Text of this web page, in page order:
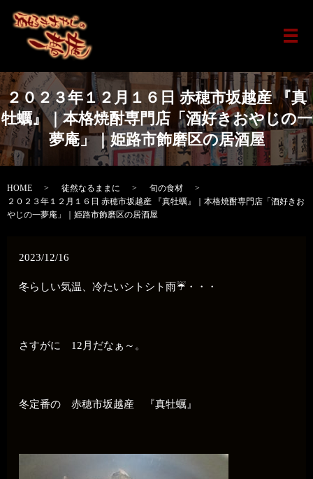
メ
２０２３年１２月１６日 赤穂市坂越産 『真
牡蠣』｜本格焼酎専門店「酒好きおやじの一
夢庵」｜姫路市飾磨区の居酒屋
HOME 徒然なるままに
旬の食材
２０２３年１２月１６日 赤穂市坂越産 『真牡蠣』｜本格焼酎専門店「酒好きお
やじの一夢庵」｜姫路市飾磨区の居酒屋
2023/12/16
冬らしい気温、冷たいシトシト雨☔・・・
さすがに 12月だなぁ～。
冬定番の 赤穂市坂越産 『真牡蠣』